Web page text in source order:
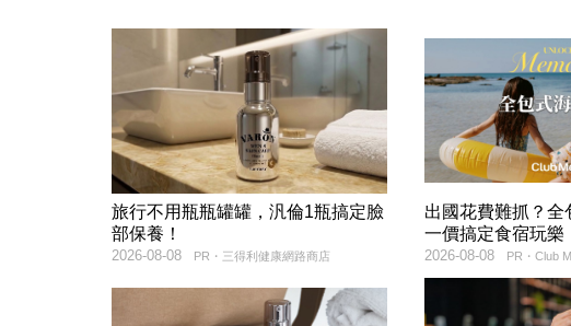
旅行不用瓶瓶罐罐，汎倫1瓶搞定臉
部保養！
PR・三得利健康網路商店
2026-08-08
出國花費難抓？全
一價搞定食宿玩樂
PR・Club
2026-08-08